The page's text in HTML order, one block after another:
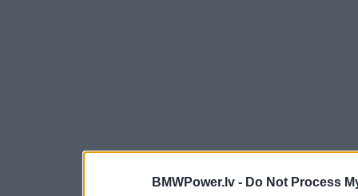
BMWPower.lv - Do Not Process